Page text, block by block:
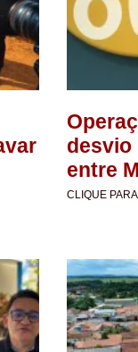
desvio
entre
CLIQUE